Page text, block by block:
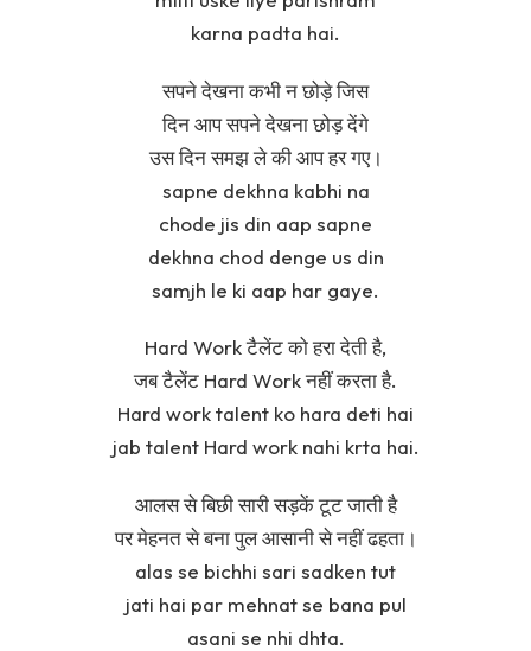
karna padta hai.
सपने देखना कभी न छोड़े जिस
दिन आप सपने देखना छोड़ देंगे
उस दिन समझ ले की आप हर गए।
sapne dekhna kabhi na
chode jis din aap sapne
dekhna chod denge us din
samjh le ki aap har gaye.
Hard Work टैलेंट को हरा देती है,
जब टैलेंट Hard Work नहीं करता है.
Hard work talent ko hara deti hai
jab talent Hard work nahi krta hai.
आलस से बिछी सारी सड़कें टूट जाती है
पर मेहनत से बना पुल आसानी से नहीं ढहता।
alas se bichhi sari sadken tut
jati hai par mehnat se bana pul
asani se nhi dhta.